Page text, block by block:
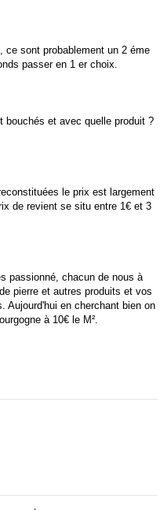
ce sont probablement un 2 éme
passer en 1 er choix.
bouchés et avec quelle produit ?
le prix est largement
de revient se situ entre 1€ et 3
passionné, chacun de nous à
pierre et autres produits et vos
Aujourd'hui en cherchant bien on
à 10€ le M².